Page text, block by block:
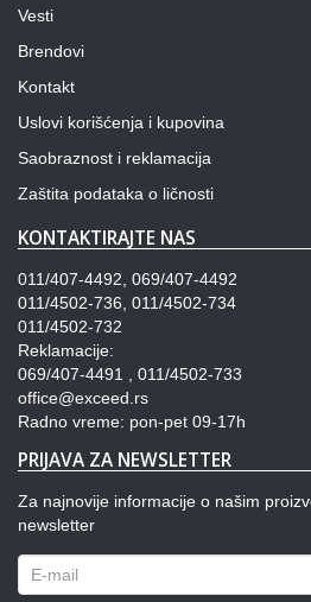
Vesti
Brendovi
Kontakt
Uslovi korišćenja i kupovina
Saobraznost i reklamacija
Zaštita podataka o ličnosti
KONTAKTIRAJTE NAS
011/407-4492, 069/407-4492
011/4502-736, 011/4502-734
011/4502-732
Reklamacije:
069/407-4491 , 011/4502-733
office@exceed.rs
Radno vreme: pon-pet 09-17h
PRIJAVA ZA NEWSLETTER
Za najnovije informacije o našim
newsletter